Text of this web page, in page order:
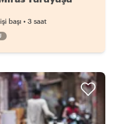
başı • 3 saat